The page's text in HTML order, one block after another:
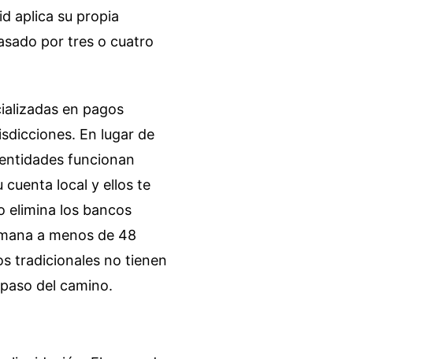
aplica su propia
por tres o cuatro
en pagos
En lugar de
funcionan
cuenta local y ellos te
elimina los bancos
a menos de 48
tradicionales no tienen
del camino.